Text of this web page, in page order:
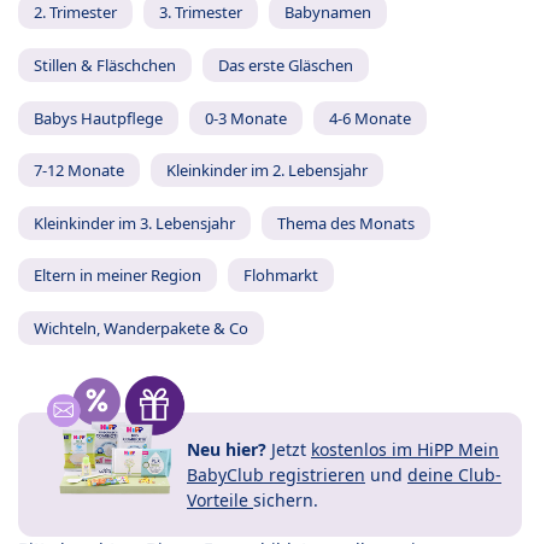
2. Trimester 3. Trimester Babynamen
Stillen & Fläschchen Das erste Gläschen
Babys Hautpflege 0-3 Monate 4-6 Monate
7-12 Monate Kleinkinder im 2. Lebensjahr
Kleinkinder im 3. Lebensjahr Thema des Monats
Eltern in meiner Region Flohmarkt
Wichteln, Wanderpakete & Co
Neu hier? Jetzt kostenlos im HiPP Mein
BabyClub registrieren und deine Club-
Vorteile sichern.